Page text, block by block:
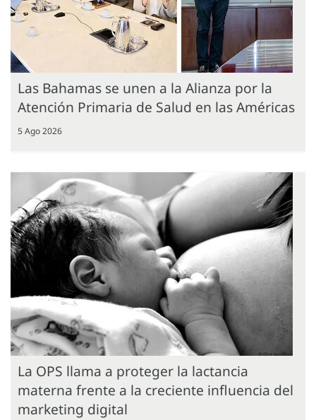
Las Bahamas se unen a la Alianza por la
Atención Primaria de Salud en las Américas
5 Ago 2026
La OPS llama a proteger la lactancia
materna frente a la creciente influencia del
marketing digital